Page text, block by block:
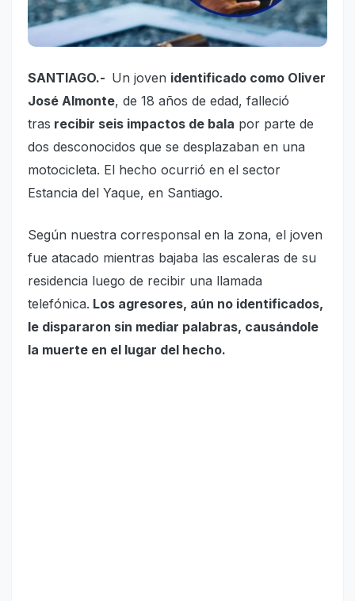
SANTIAGO.- Un joven identificado como Oliver
José Almonte, de 18 años de edad, falleció
tras recibir seis impactos de bala por parte de
dos desconocidos que se desplazaban en una
motocicleta. El hecho ocurrió en el sector
Estancia del Yaque, en Santiago.
Según nuestra corresponsal en la zona, el joven
fue atacado mientras bajaba las escaleras de su
residencia luego de recibir una llamada
telefónica. Los agresores, aún no identificados,
le dispararon sin mediar palabras, causándole
la muerte en el lugar del hecho.